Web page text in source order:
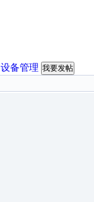
设备管理 我要发帖